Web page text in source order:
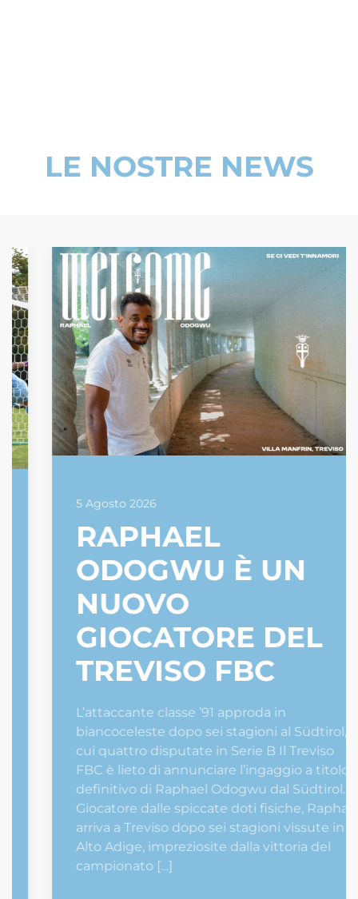
LE NOSTRE NEWS
5 Agosto 2026
RAPHAEL
ODOGWU È UN
NUOVO
GIOCATORE DEL
TREVISO FBC
L’attaccante classe ’91 approda in
biancoceleste dopo sei stagioni al Südtirol, di
cui quattro disputate in Serie B Il Treviso
FBC è lieto di annunciare l’ingaggio a titolo
definitivo di Raphael Odogwu dal Südtirol.
Giocatore dalle spiccate doti fisiche, Raphael
arriva a Treviso dopo sei stagioni vissute in
Alto Adige, impreziosite dalla vittoria del
campionato […]